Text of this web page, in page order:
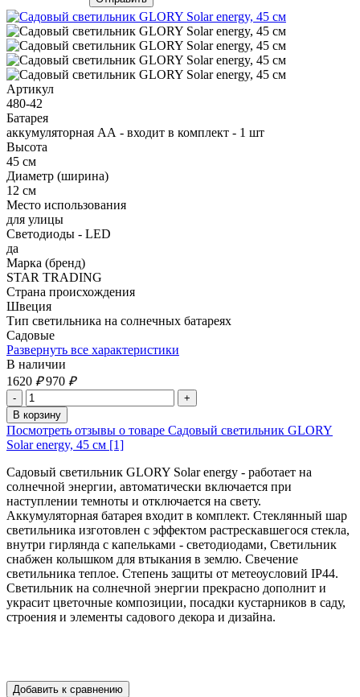
Артикул
480-42
Батарея
аккумуляторная АА - входит в комплект - 1 шт
Высота
45 см
Диаметр (ширина)
12 см
Место использования
для улицы
Светодиоды - LED
да
Марка (бренд)
STAR TRADING
Страна происхождения
Швеция
Тип светильника на солнечных батареях
Садовые
Развернуть все характеристики
В наличии
1620 ₽ 970 ₽
Посмотреть отзывы о товаре Садовый светильник GLORY
Solar energy, 45 см [1]
Садовый светильник GLORY Solar energy - работает на
солнечной энергии, автоматически включается при
наступлении темноты и отключается на свету.
Аккумуляторная батарея входит в комплект. Стеклянный шар
светильника изготовлен с эффектом растрескавшегося стекла,
внутри гирлянда с капельками - светодиодами, Светильник
снабжен колышком для втыкания в землю. Свечение
светильника теплое. Степень защиты от метеоусловий IP44.
Светильник на солнечной энергии прекрасно дополнит и
украсит цветочные композиции, посадки кустарников в саду,
строения и элементы садового декора и дизайна.